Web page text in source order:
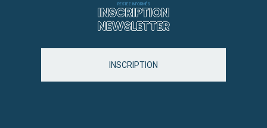
RESTEZ INFORMÉS
INSCRIPTION
NEWSLETTER
INSCRIPTION